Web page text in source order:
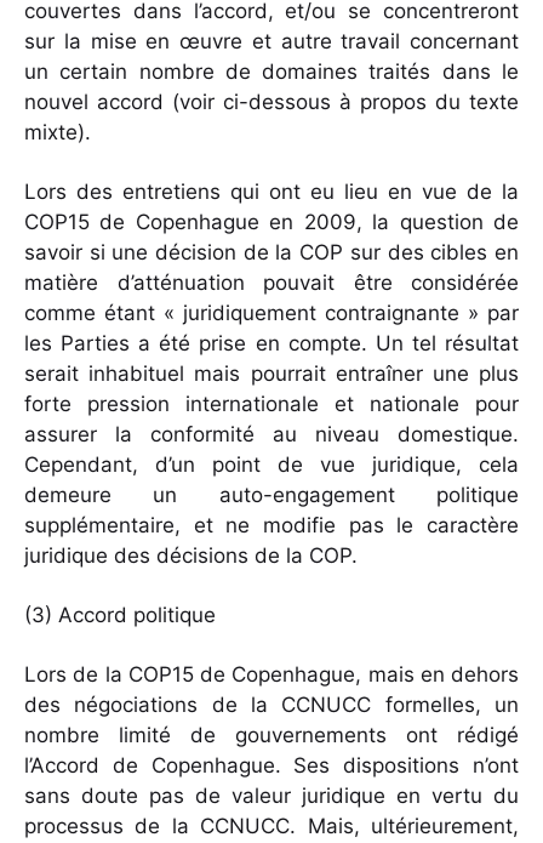
couvertes dans l’accord, et/ou se concentreront
sur la mise en œuvre et autre travail concernant
un certain nombre de domaines traités dans le
nouvel accord (voir ci-dessous à propos du texte
mixte).
Lors des entretiens qui ont eu lieu en vue de la
COP15 de Copenhague en 2009, la question de
savoir si une décision de la COP sur des cibles en
matière d’atténuation pouvait être considérée
comme étant « juridiquement contraignante » par
les Parties a été prise en compte. Un tel résultat
serait inhabituel mais pourrait entraîner une plus
forte pression internationale et nationale pour
assurer la conformité au niveau domestique.
Cependant, d’un point de vue juridique, cela
demeure un auto-engagement politique
supplémentaire, et ne modifie pas le caractère
juridique des décisions de la COP.
(3) Accord politique
Lors de la COP15 de Copenhague, mais en dehors
des négociations de la CCNUCC formelles, un
nombre limité de gouvernements ont rédigé
l’Accord de Copenhague. Ses dispositions n’ont
sans doute pas de valeur juridique en vertu du
processus de la CCNUCC. Mais, ultérieurement,